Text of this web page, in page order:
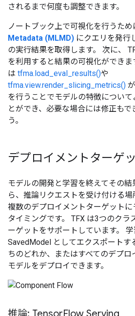
されるまで何度も調整できます。
ノートブック上で可視化を行うため
Metadata (MLMD) にクエリを発行
の実行結果を取得します。 次に、
を利用すると結果の可視化ができま
は tfma.load_eval_results()や
tfma.view.render_slicing_metrics()
を行うことでモデルの特徴につい
とができ、必要な場合には修正もで
う。
デプロイメントターゲ
モデルの開発と学習を終えてその
ら、推論リクエストを受け付ける
複数のデプロイメントターゲット
タイミングです。 TFX は3つのクラ
ーゲットをサポートしています。
SavedModel としてエクスポートす
ちのどれか、またはすべてのデプ
モデルをデプロイできます。